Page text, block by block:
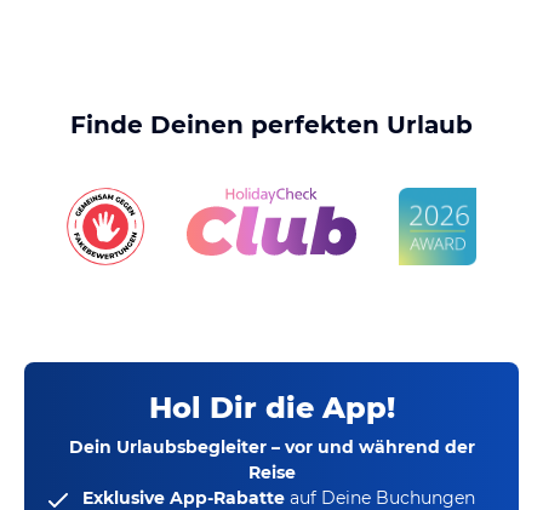
Finde Deinen perfekten Urlaub
Hol Dir die App!
Dein Urlaubsbegleiter – vor und während der
Reise
Exklusive App-Rabatte auf Deine Buchungen